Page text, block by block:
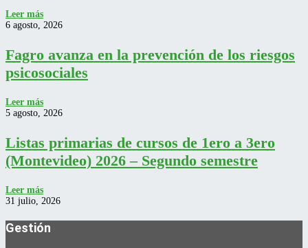
Leer más
6 agosto, 2026
Fagro avanza en la prevención de los riesgos
psicosociales
Leer más
5 agosto, 2026
Listas primarias de cursos de 1ero a 3ero
(Montevideo) 2026 – Segundo semestre
Leer más
31 julio, 2026
Gestión